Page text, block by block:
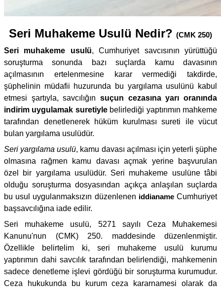
Seri Muhakeme Usulü Nedir? (CMK 250)
Seri muhakeme usulü, Cumhuriyet savcısının yürüttüğü
soruşturma sonunda bazı suçlarda kamu davasının
açılmasının ertelenmesine karar vermediği takdirde,
şüphelinin müdafii huzurunda bu yargılama usulünü kabul
etmesi şartıyla, savcılığın suçun cezasına yarı oranında
indirim uygulamak suretiylebelirlediği yaptırımın mahkeme
tarafından denetlenerek hüküm kurulması sureti ile vücut
bulan yargılama usulüdür.
Seri yargılama usulü, kamu davası açılması için yeterli şüphe
olmasına rağmen kamu davası açmak yerine başvurulan
özel bir yargılama usulüdür. Seri muhakeme usulüne tâbi
olduğu soruşturma dosyasından açıkça anlaşılan suçlarda
bu usul uygulanmaksızın düzenlenen iddianameCumhuriyet
başsavcılığına iade edilir.
Seri muhakeme usulü, 5271 sayılı Ceza Muhakemesi
Kanunu'nun (CMK) 250. maddesinde düzenlenmiştir.
Özellikle belirtelim ki, seri muhakeme usulü kurumu
yaptırımın dahi savcılık tarafından belirlendiği, mahkemenin
sadece denetleme işlevi gördüğü bir soruşturma kurumudur.
Ceza hukukunda bu kurum ceza kararnamesi olarak da